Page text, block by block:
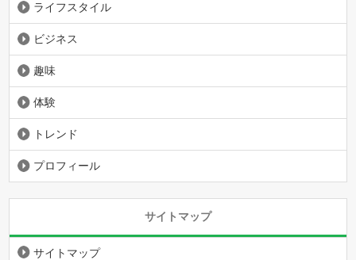
ライフスタイル
ビジネス
趣味
体験
トレンド
プロフィール
サイトマップ
サイトマップ